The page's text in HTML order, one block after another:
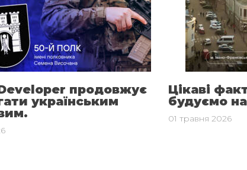
продовжує
українським
Цікаві
будуємо
01 травня 2026